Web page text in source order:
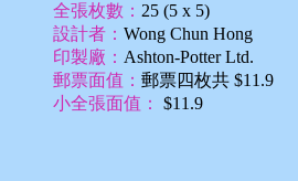
全張枚數： 25 (5 x 5)
設計者： Wong Chun Hong
印製廠： Ashton-Potter Ltd.
郵票面值： 郵票四枚共 $11.9
小全張面值：
$11.9